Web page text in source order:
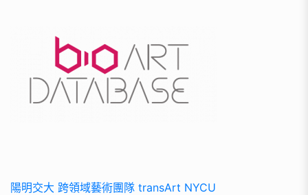
陽明交大 跨領域藝術團隊 transArt NYCU